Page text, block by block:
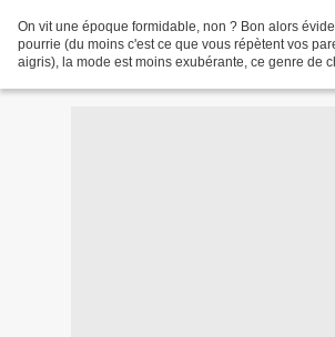
On vit une époque formidable, non ? Bon alors
pourrie (du moins c'est ce que vous répètent vos
aigris), la mode est moins exubérante, ce genre de